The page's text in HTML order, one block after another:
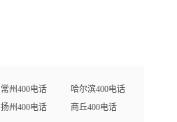
常州400电话
哈尔滨400电话
扬州400电话
商丘400电话